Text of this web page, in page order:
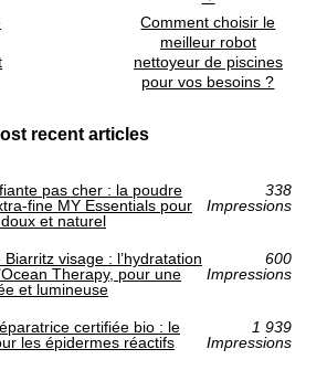
Comment choisir le
meilleur robot
nettoyeur de piscines
pour vos besoins ?
recent articles
pas cher : la poudre
fine MY Essentials pour
et naturel
338
Impressions
visage : l’hydratation
Therapy, pour une
et lumineuse
600
Impressions
certifiée bio : le
les épidermes réactifs
1 939
Impressions